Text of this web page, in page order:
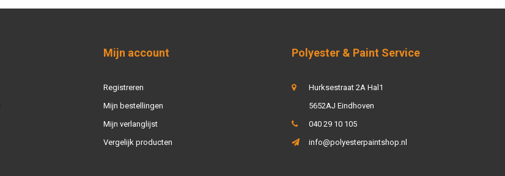
Mijn account
Registreren
Mijn bestellingen
Mijn verlanglijst
Vergelijk producten
Polyester & Paint Service
Hurksestraat 2A Hal1
5652AJ Eindhoven
040 29 10 105
info@polyesterpaintshop.nl